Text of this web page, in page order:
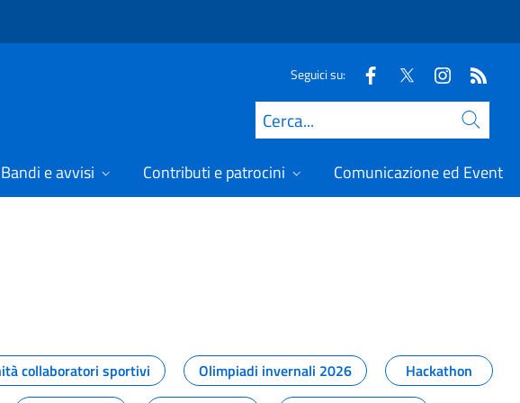
Seguici su:
Cerca
Bandi e avvisi Contributi e patrocini Comunicazione ed Eventi
lo sport
collaboratori sportivi Olimpiadi invernali 2026
Hackathon